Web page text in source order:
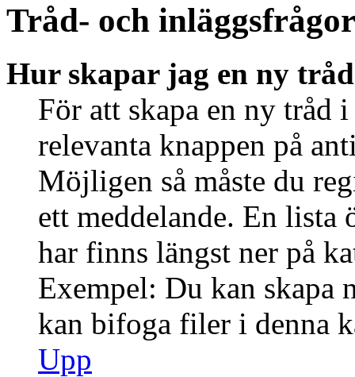
Tråd- och inläggsfrågor
Hur skapar jag en ny
För att skapa en ny tråd
relevanta knappen på
Möjligen så måste du
ett meddelande. En
har finns längst ner på
Exempel: Du kan skapa
kan bifoga filer i denna
Upp